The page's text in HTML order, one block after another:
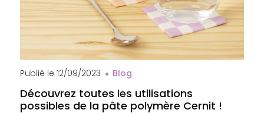
Publié le 12/09/2023 Blog
Découvrez toutes les utilisations
possibles de la pâte polymère Cernit !